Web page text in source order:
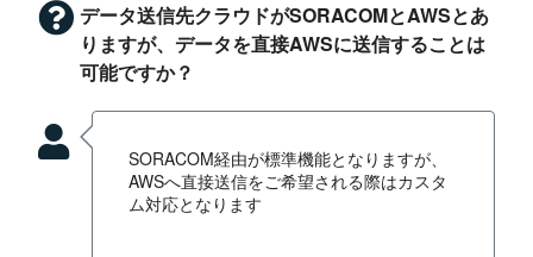
データ送信先クラウドがSORACOMとAWSとあ
りますが、データを直接AWSに送信することは
可能ですか？
SORACOM経由が標準機能となりますが、
AWSへ直接送信をご希望される際はカスタ
ム対応となります